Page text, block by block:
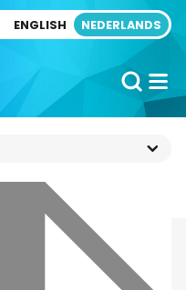
ENGLISH NEDERLANDS